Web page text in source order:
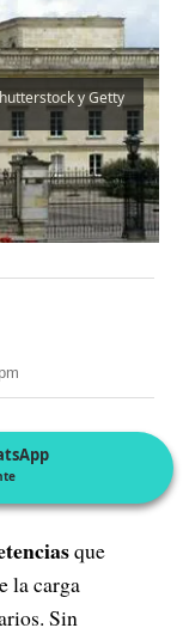
y Getty
que
la carga
Sin